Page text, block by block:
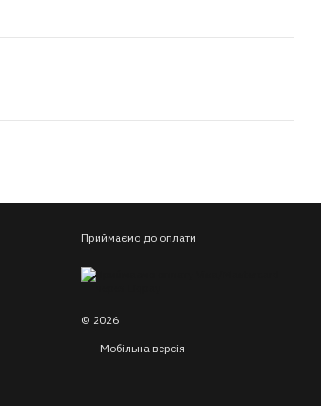
Приймаємо до оплати
© 2026
Мобільна версія